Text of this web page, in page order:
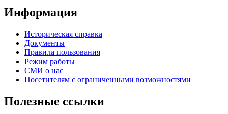
Информация
Историческая справка
Документы
Правила пользования
Режим работы
СМИ о нас
Посетителям с ограниченными возможностями
Полезные ссылки